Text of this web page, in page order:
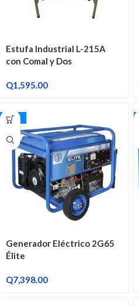
Estufa Industrial L-215A
con Comal y Dos
Q1,595.00
ELITE
Generador Eléctrico 2G65
Élite
Q7,398.00